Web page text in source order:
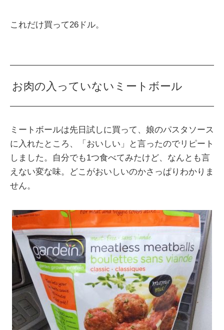
これだけ買って26ドル。
お肉の入っていないミートボール
ミートボールは先日試しに買って、娘のパスタソース
に入れたところ、「おいしい」と言ったのでリピート
しました。自分でも1つ食べてみたけど、なんとも言
えない変な味。どこがおいしいのかさっぱりわかりま
せん。